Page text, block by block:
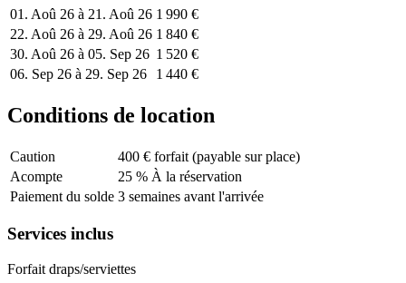
01. Aoû 26 à 21. Aoû 26 1 990 €
22. Aoû 26 à 29. Aoû 26 1 840 €
30. Aoû 26 à 05. Sep 26 1 520 €
06. Sep 26 à 29. Sep 26
1 440 €
Conditions de location
Caution
400 € forfait (payable sur place)
Acompte
25 % À la réservation
Paiement du solde 3 semaines avant l'arrivée
Services inclus
Forfait draps/serviettes